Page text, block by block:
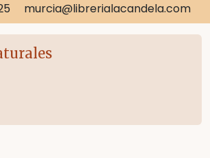
murcia@librerialacandela.com